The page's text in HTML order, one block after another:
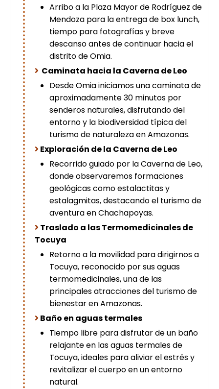
picchu
Tour de lujo Cusco 8 dias
Machupicchu + Hotel 4*
Tour Tiahuanaco desde Puno 1 día-
Puerta del Sol & Bolivia
Tour Uros Taquile 1 día | Salidas
desde Puno
Arribo a la Plaza Mayor de Rodríguez de
Mendoza para la entrega de box lunch,
tiempo para fotografías y breve
descanso antes de continuar hacia el
distrito de Omia.
Caminata hacia la Caverna de Leo
Desde Omia iniciamos una caminata de
aproximadamente 30 minutos por
senderos naturales, disfrutando del
entorno y la biodiversidad típica del
turismo de naturaleza en Amazonas.
Exploración de la Caverna de Leo
Recorrido guiado por la Caverna de Leo,
donde observaremos formaciones
geológicas como estalactitas y
estalagmitas, destacando el turismo de
aventura en Chachapoyas.
Traslado a las Termomedicinales de
Tocuya
Retorno a la movilidad para dirigirnos a
Tocuya, reconocido por sus aguas
termomedicinales, una de las
principales atracciones del turismo de
bienestar en Amazonas.
Baño en aguas termales
Tiempo libre para disfrutar de un baño
relajante en las aguas termales de
Tocuya, ideales para aliviar el estrés y
revitalizar el cuerpo en un entorno
natural.